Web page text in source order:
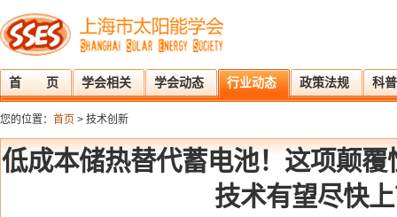
首 页 学会相关 学会动态 行业动态 政策法规 科
您的位置： 首页 > 技术创新
低成本储热替代蓄电池！这项颠
技术有望尽快